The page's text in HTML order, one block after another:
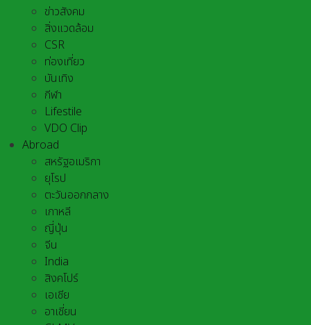
ข่าวสังคม
สิ่งแวดล้อม
CSR
ท่องเที่ยว
บันเทิง
กีฬา
Lifestile
VDO Clip
Abroad
สหรัฐอเมริกา
ยุโรป
ตะวันออกกลาง
เกาหลี
ญี่ปุ่น
จีน
India
สิงคโปร์
เอเชีย
อาเชี่ยน